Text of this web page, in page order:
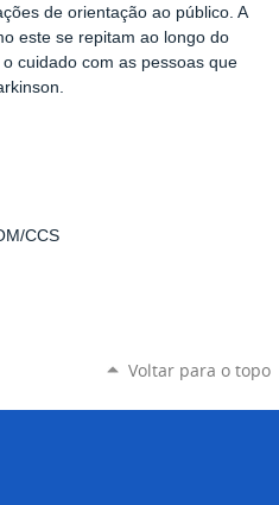
de orientação ao público. A
este se repitam ao longo do
cuidado com as pessoas que
CCS
Voltar para o topo